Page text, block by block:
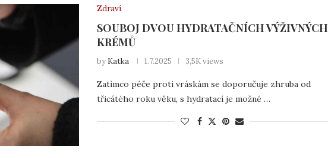
Zdraví
SOUBOJ DVOU HYDRATAČNÍCH VÝŽIVNÝCH
KRÉMŮ
by Katka 1.7.2025 3,5K views
Zatímco péče proti vráskám se doporučuje zhruba od
třicátého roku věku, s hydratací je možné …